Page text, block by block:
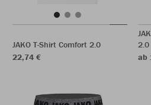
JAKO T-Shirt Comfort 2.0
22,74 €
2.0
ab